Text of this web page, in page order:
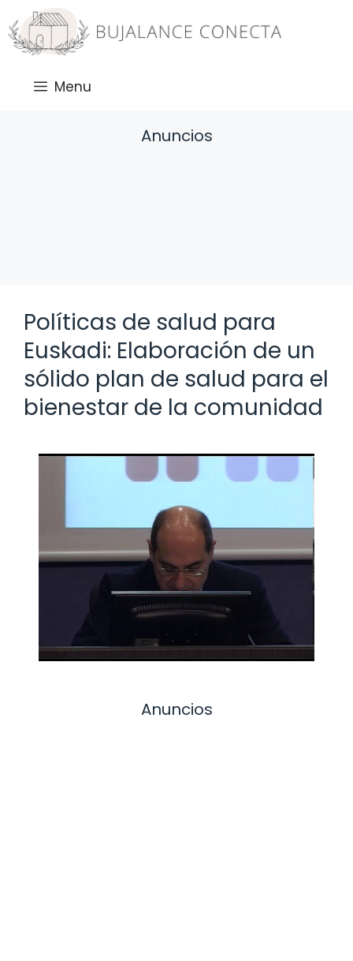
Saltar
al
contenido
Menu
Anuncios
Políticas de salud para
Euskadi: Elaboración de un
sólido plan de salud para el
bienestar de la comunidad
Anuncios